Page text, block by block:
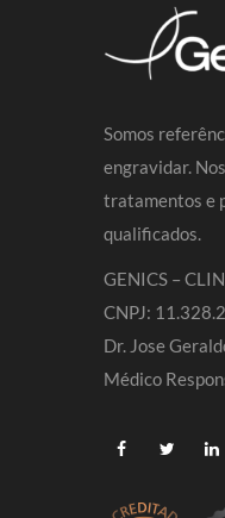
Somos
engravidar.
tratamentos e
qualificados.
GENICS –
CNPJ:
Dr. Jose
Médico